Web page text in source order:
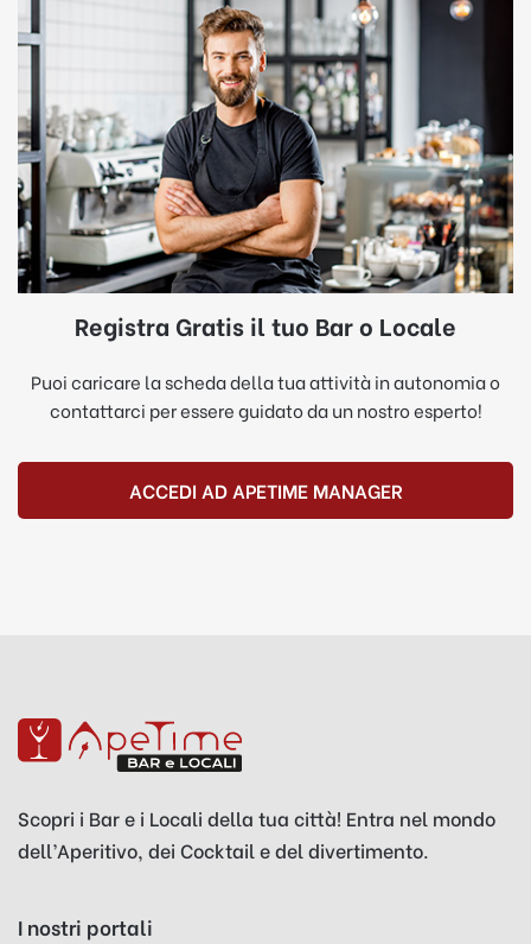
Registra Gratis il tuo Bar o Locale
Puoi caricare la scheda della tua attività in autonomia o
contattarci per essere guidato da un nostro esperto!
ACCEDI AD APETIME MANAGER
Scopri i Bar e i Locali della tua città! Entra nel mondo
dell’Aperitivo, dei Cocktail e del divertimento.
I nostri portali